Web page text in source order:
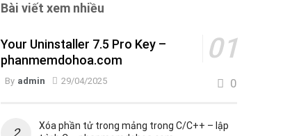
Bài viết xem nhiều
Your Uninstaller 7.5 Pro Key –
phanmemdohoa.com
By admin 29/04/2025 0
Xóa phần tử trong mảng trong C/C++ – lập